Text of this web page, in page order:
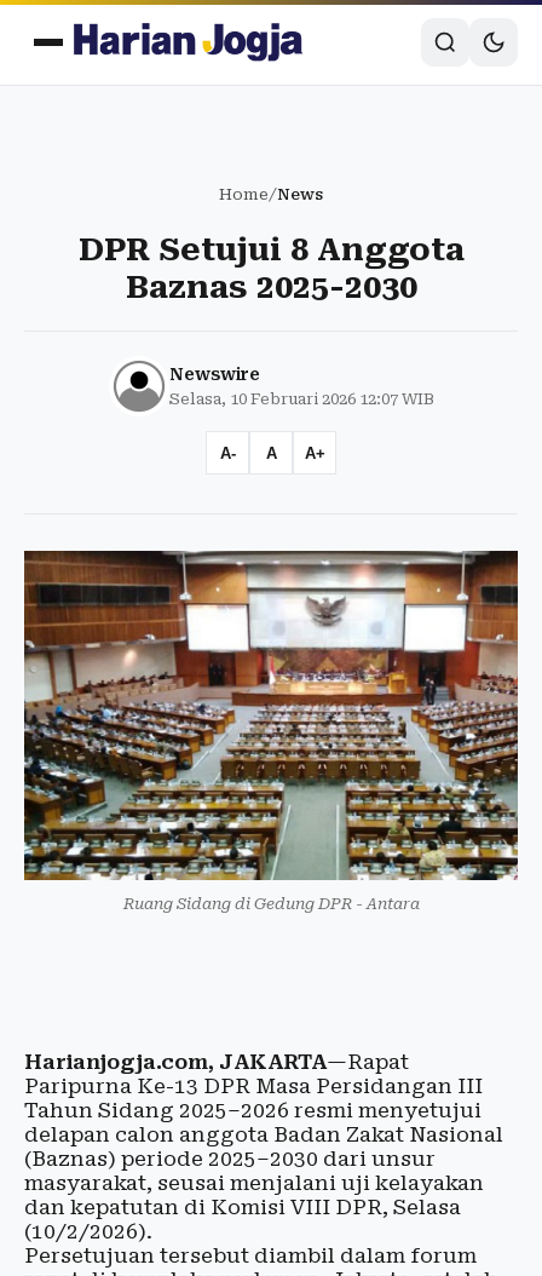
Home/News
DPR Setujui 8 Anggota
Baznas 2025-2030
Newswire
Selasa, 10 Februari 2026 12:07 WIB
A- A A+
Ruang Sidang di Gedung DPR - Antara
Harianjogja.com, JAKARTA—Rapat
Paripurna Ke-13 DPR Masa Persidangan III
Tahun Sidang 2025–2026 resmi menyetujui
delapan calon anggota Badan Zakat Nasional
(Baznas) periode 2025–2030 dari unsur
masyarakat, seusai menjalani uji kelayakan
dan kepatutan di Komisi VIII DPR, Selasa
(10/2/2026).
Persetujuan tersebut diambil dalam forum